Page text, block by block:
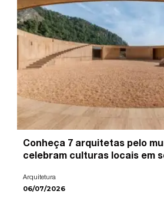
Conheça 7 arquitetas pelo
celebram culturas locais em
Arquitetura
06/07/2026